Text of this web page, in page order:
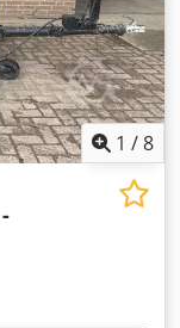
1 /8